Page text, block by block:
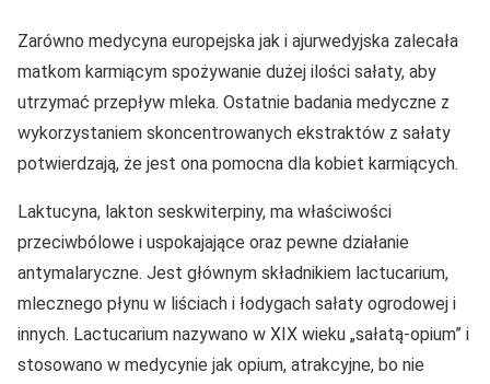
Zarówno medycyna europejska jak i ajurwedyjska zalecała
matkom karmiącym spożywanie dużej ilości sałaty, aby
utrzymać przepływ mleka. Ostatnie badania medyczne z
wykorzystaniem skoncentrowanych ekstraktów z sałaty
potwierdzają, że jest ona pomocna dla kobiet karmiących.
Laktucyna, lakton seskwiterpiny, ma właściwości
przeciwbólowe i uspokajające oraz pewne działanie
antymalaryczne. Jest głównym składnikiem lactucarium,
mlecznego płynu w liściach i łodygach sałaty ogrodowej i
innych. Lactucarium nazywano w XIX wieku „sałatą-opium” i
stosowano w medycynie jak opium, atrakcyjne, bo nie